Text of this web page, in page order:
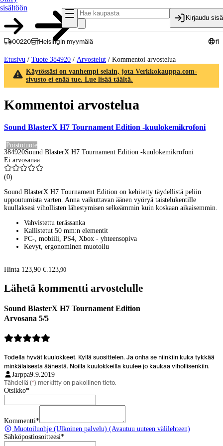
sisältöön
Kirjaudu
00220 Helsingin myymälä fi
Etusivu / Tuote 384920 / Arvostelut / Kommentoi arvostelua
Käytössäsi on vanhempi selain, jota Verkkokauppa.com-
sivusto ei enää tue. Lue lisää täältä.
Kommentoi arvostelua
Sound BlasterX H7 Tournament Edition -kuulokemikrofoni
Poistotuote
384920Sound BlasterX H7 Tournament Edition -kuulokemikrofoni
Ei arvosanaa
(0)
Sound BlasterX H7 Tournament Edition on kehitetty täydellistä peliin
uppoutumista varten. Anna vaikuttavan äänen vyöryä taistelukentille
kuullaksesi vihollisten lähestymisen selkeämmin kuin koskaan aikaisemmin.
Vahvistettu terässanka
Kallistetut 50 mm:n elementit
PC-, mobiili, PS4, Xbox - yhteensopiva
Kevyt, ergonominen muotoilu
Hinta 123,90 €. 123,90
Lähetä kommentti arvostelulle
Sound BlasterX H7 Tournament Edition
Arvosana 5/5
Todella hyvät kuulokkeet. Kyllä suosittelen. Ja onha se niinkiin kuka tykkää
minkälaisesta äänestä. Noilla kuulokkeilla kuulee jo kaukaa vihollisenkiin.
Jarppa9.9.2019
Tähdellä (*) merkitty on pakollinen tieto.
Otsikko*
Kommentti*
Muotoiluohje (Ulkoinen palvelu) (Avautuu uuteen välilehteen)
Sähköpostiosoitteesi*